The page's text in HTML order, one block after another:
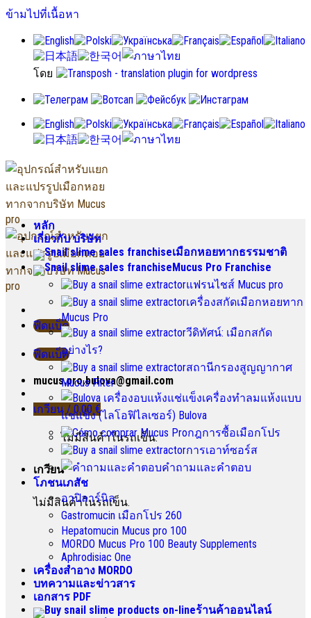
ข้ามไปที่เนื้อหา
โดย
ฟีดแบ็ค
ฟีดแบ็ค
mucus.pro.bulova@gmail.com
เกวียน / 0.00 €
ไม่มีสินค้าในรถเข็น.
เกวียน
ไม่มีสินค้าในรถเข็น.
หลัก
เกี่ยวกับ บริษัท
เมือกหอยทากธรรมชาติ
Mucus Pro Franchise
แฟรนไชส์ Mucus pro
เครื่องสกัดเมือกหอยทาก
Mucus Pro
วีดิทัศน์: เมือกสกัด
อย่างไร?
สถานีกรองสูญญากาศ
Mucus Filter
เครื่องทําลมแห้งแบบ
แช่แข็ง (ไลโอฟิไลเซอร์) Bulova
กฎการซื้อเมือกโปร
การเอาท์ซอร์ส
คําถามและคําตอบ
โภชนเภสัช
อาปิลาร์นิล
Gastromucin เมือกโปร 260
Hepatomucin Mucus pro 100
MORDO Mucus Pro 100 Beauty Supplements
Aphrodisiac One
เครื่องสำอาง MORDO
บทความและข่าวสาร
เอกสาร PDF
ร้านค้าออนไลน์